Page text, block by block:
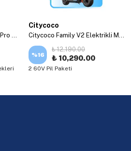
Arora Rüzgar New / Rüzgar Pro Elektrikli Motosiklet Bataryası + Şarj Aleti Hediye!
Citycoco
Citycoco Family V2 Elektrikli Motosiklet Bataryası
%16
₺ 12,190.00
₺ 10,290.00
2 60V Pil Paketi